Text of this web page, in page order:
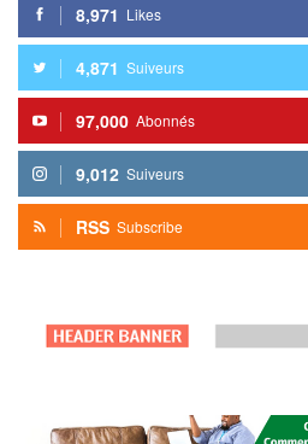
8,971 Likes
4,871 Suiveurs
97,000 Abonnés
9,012 Suiveurs
RSS Subscribe